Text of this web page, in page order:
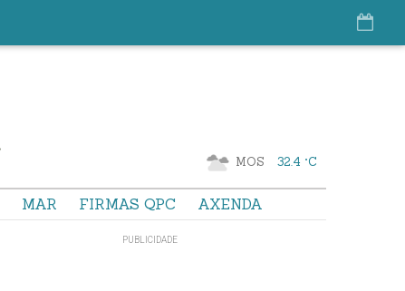
MOS 32.4 °C
MAR FIRMAS QPC AXENDA